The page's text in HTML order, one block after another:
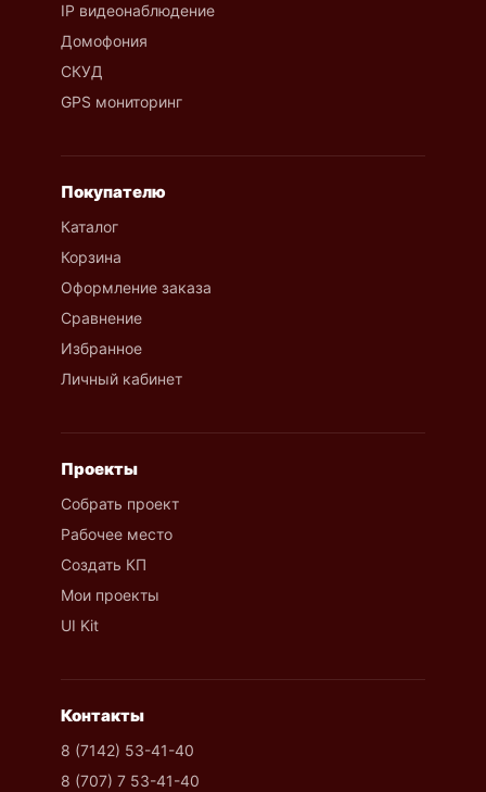
IP видеонаблюдение
Домофония
СКУД
GPS мониторинг
Покупателю
Каталог
Корзина
Оформление заказа
Сравнение
Избранное
Личный кабинет
Проекты
Собрать проект
Рабочее место
Создать КП
Мои проекты
UI Kit
Контакты
8 (7142) 53-41-40
8 (707) 7 53-41-40